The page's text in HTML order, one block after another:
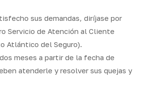
sus demandas, diríjase por
Servicio de Atención al Cliente
Atlántico del Seguro).
meses a partir de la fecha de
atenderle y resolver sus quejas y